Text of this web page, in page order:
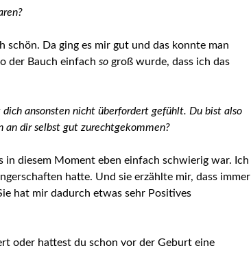
Da ging es mir gut und das konnte man
der Bauch einfach so groß wurde, dass ich das
ansonsten nicht überfordert gefühlt. Du bist also
an dir selbst gut zurechtgekommen?
in diesem Moment eben einfach schwierig war. Ich
hatte. Und sie erzählte mir, dass immer
hat mir dadurch etwas sehr Positives
oder hattest du schon vor der Geburt eine